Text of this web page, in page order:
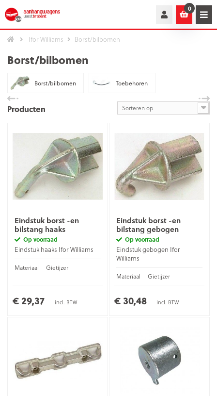
0
Ifor Williams Borst/bilbomen
Borst/bilbomen
Borst/bilbomen Toebehoren
Producten Sorteren op
Eindstuk borst -en
bilstang haaks
Op voorraad
Eindstuk haaks Ifor Williams
Materiaal Gietijzer
€ 29,37 incl. BTW
Eindstuk borst -en
bilstang gebogen
Op voorraad
Eindstuk gebogen Ifor
Williams
Materiaal Gietijzer
€ 30,48 incl. BTW